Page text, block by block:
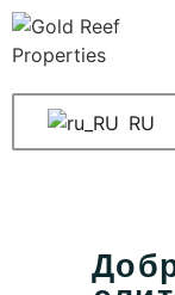
RU